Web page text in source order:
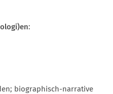
:
biographisch-narrative